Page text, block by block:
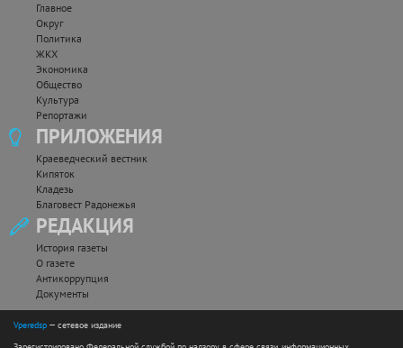
Главное
Округ
Политика
ЖКХ
Экономика
Общество
Культура
Репортажи
ПРИЛОЖЕНИЯ
Краеведческий вестник
Кипяток
Кладезь
Благовест Радонежья
РЕДАКЦИЯ
История газеты
О газете
Антикоррупция
Документы
Vperedsp — сетевое издание